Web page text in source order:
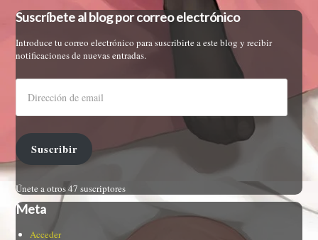
Suscríbete al blog por correo electrónico
Introduce tu correo electrónico para suscribirte a este blog y recibir
notificaciones de nuevas entradas.
Suscribir
Únete a otros 47 suscriptores
Meta
Acceder